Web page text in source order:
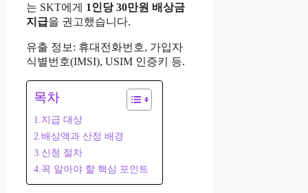
는 SKT에게 1인당 30만원 배상금
지급을 권고했습니다.
유출 정보: 휴대전화번호, 가입자
식별번호(IMSI), USIM 인증키 등.
목차
1.지급 대상
2.배상액과 산정 배경
3.신청 절차
4.꼭 알아야 할 핵심 포인트